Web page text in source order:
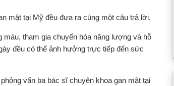
mật tại Mỹ đều đưa ra cùng một câu trả lời.
tham gia chuyển hóa năng lượng và hỗ
đều có thể ảnh hưởng trực tiếp đến sức
vấn ba bác sĩ chuyên khoa gan mật tại